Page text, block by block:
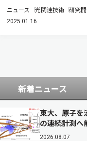
ニュース 光関連技術 研究
2025.01.16
新着ニュース
東大、原子
の連続計測へ
2026.08.07